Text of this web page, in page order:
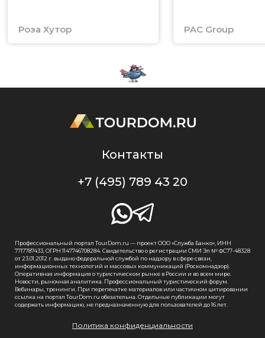
Роза Хутор PAC Group
Контакты
+7 (495) 789 43 20
Профессиональный портал TourDom.ru — проект ООО «Служба Банко», ИНН
7717787433, ОГРН 1147746708284. Свидетельство о регистрации СМИ Эл № ФС77-48328
от 23.01.2012 г. выдано Федеральной службой по надзору в сфере связи,
информационных технологий и массовых коммуникаций (Роскомнадзор).
Оперативная информация о туристическом рынке в России и во всем мире.
Новости, рыночная аналитика. Профессиональный туристический форум.
Вебинары, тренинги. При перепечатке материалов или частичном цитировании
ссылка на портал TourDom.ru обязательна. Отдельные публикации могут
содержать информацию, не предназначенную для пользователей до 16 лет.
Политика конфиденциальности